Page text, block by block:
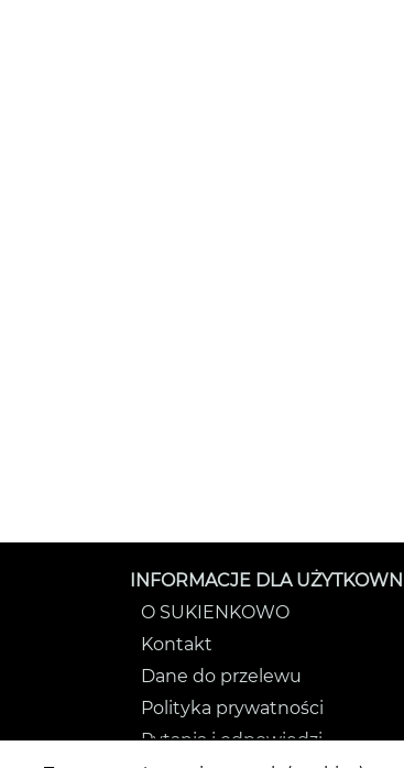
INFORMACJE DLA
O SUKIENKOWO
Kontakt
Dane do przelewu
Polityka prywatności
Pytania i odpowiedzi